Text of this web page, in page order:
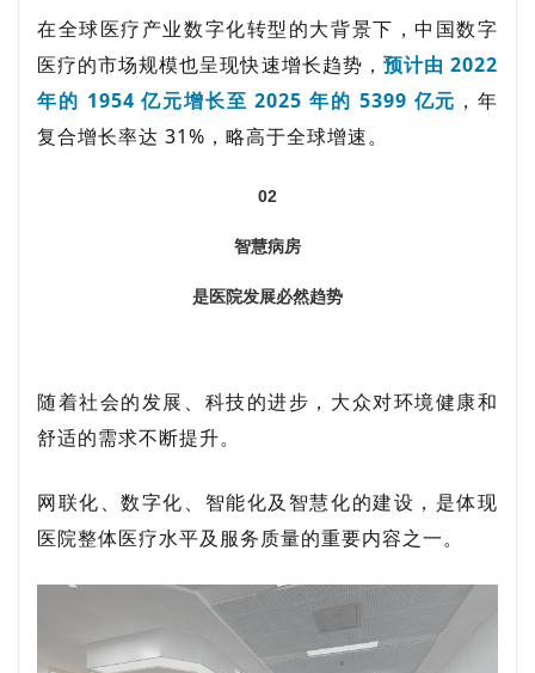
在全球医疗产业数字化转型的大背景下，中国数字
医疗的市场规模也呈现快速增长趋势， 预计由 2022
年的 1954 亿元增长至 2025 年的 5399 亿元 ，年
复合增长率达 31%，略高于全球增速。
02
智慧病房
是医院发展必然趋势
随着社会的发展、科技的进步，大众对环境健康和
舒适的需求不断提升。
网联化、数字化、智能化及智慧化的建设，是体现
医院整体医疗水平及服务质量的重要内容之一。